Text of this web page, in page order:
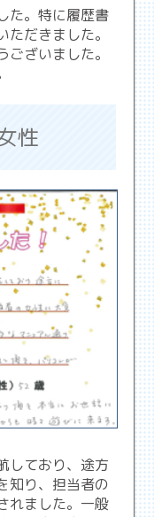
た。特に履歴書
だきました。
ざいました。
性
しており、途方
知り、担当者の
れました。一般